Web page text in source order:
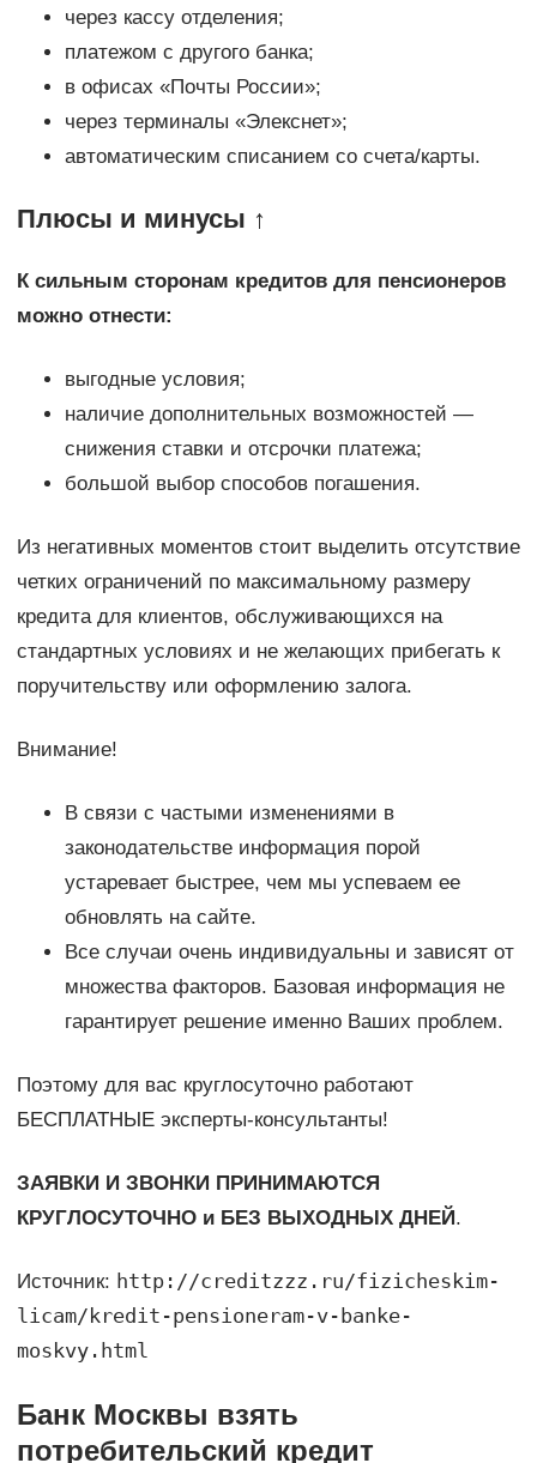
через кассу отделения;
платежом с другого банка;
в офисах «Почты России»;
через терминалы «Элекснет»;
автоматическим списанием со счета/карты.
Плюсы и минусы ↑
К сильным сторонам кредитов для пенсионеров
можно отнести:
выгодные условия;
наличие дополнительных возможностей —
снижения ставки и отсрочки платежа;
большой выбор способов погашения.
Из негативных моментов стоит выделить отсутствие
четких ограничений по максимальному размеру
кредита для клиентов, обслуживающихся на
стандартных условиях и не желающих прибегать к
поручительству или оформлению залога.
Внимание!
В связи с частыми изменениями в
законодательстве информация порой
устаревает быстрее, чем мы успеваем ее
обновлять на сайте.
Все случаи очень индивидуальны и зависят от
множества факторов. Базовая информация не
гарантирует решение именно Ваших проблем.
Поэтому для вас круглосуточно работают
БЕСПЛАТНЫЕ эксперты-консультанты!
ЗАЯВКИ И ЗВОНКИ ПРИНИМАЮТСЯ
КРУГЛОСУТОЧНО и БЕЗ ВЫХОДНЫХ ДНЕЙ.
Источник: http://creditzzz.ru/fizicheskim-
licam/kredit-pensioneram-v-banke-
moskvy.html
Банк Москвы взять
потребительский кредит